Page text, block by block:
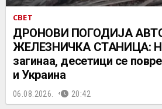
СВЕТ
ДРОНОВИ ПОГОДИЈА
ЖЕЛЕЗНИЧКА СТАНИЦА:
загинаа, десетици се
и Украина
06.08.2026. 20:42